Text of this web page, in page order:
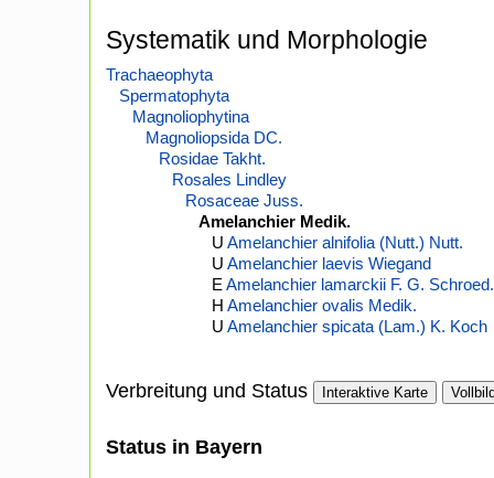
Systematik und Morphologie
Trachaeophyta
Spermatophyta
Magnoliophytina
Magnoliopsida DC.
Rosidae Takht.
Rosales Lindley
Rosaceae Juss.
Amelanchier Medik.
U Amelanchier alnifolia (Nutt.) Nutt.
U Amelanchier laevis Wiegand
E Amelanchier lamarckii F. G. Schroed.
H Amelanchier ovalis Medik.
U Amelanchier spicata (Lam.) K. Koch
Verbreitung und Status Interaktive Karte
Status in Bayern